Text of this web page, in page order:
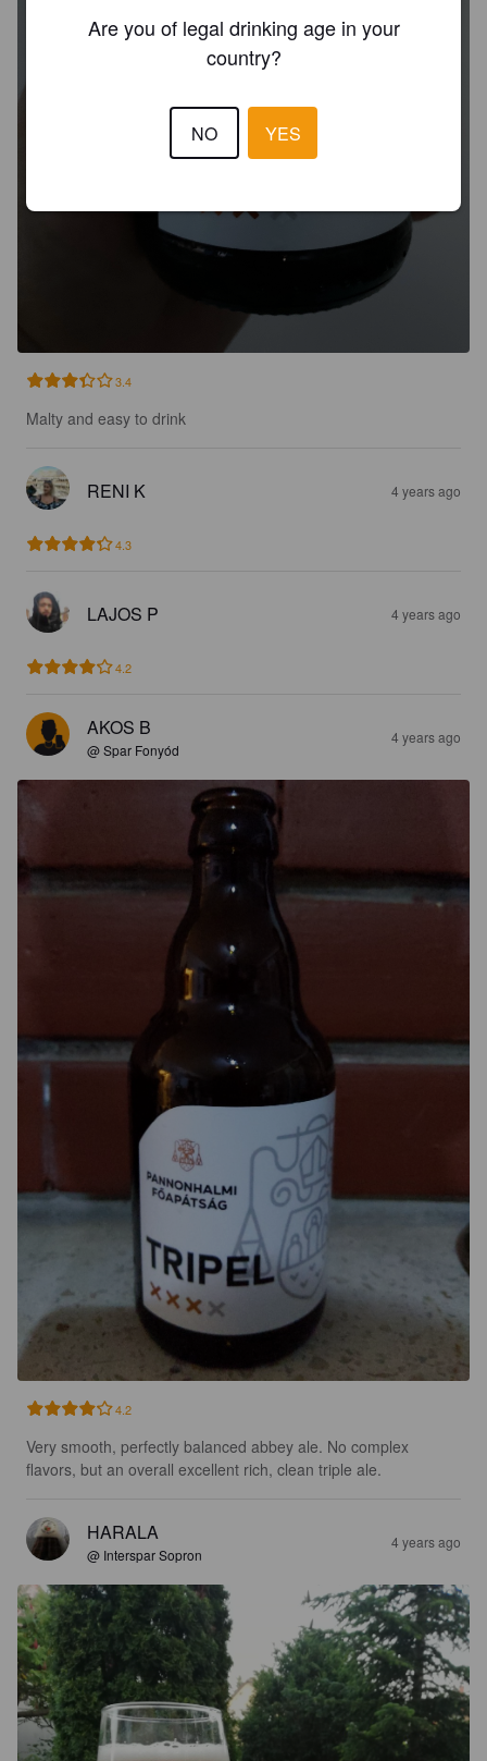
3.4
Malty and easy to drink
RENI K 4 years ago
4.3
LAJOS P 4 years ago
4.2
AKOS B
@ Spar Fonyód
4 years ago
4.2
Very smooth, perfectly balanced abbey ale. No complex
flavors, but an overall excellent rich, clean triple ale.
HARALA
@ Interspar Sopron
4 years ago
Are you of legal drinking age in your
country?
NO YES